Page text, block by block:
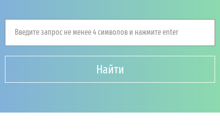
Введите запрос не менее 4 символов и нажмите enter
Найти